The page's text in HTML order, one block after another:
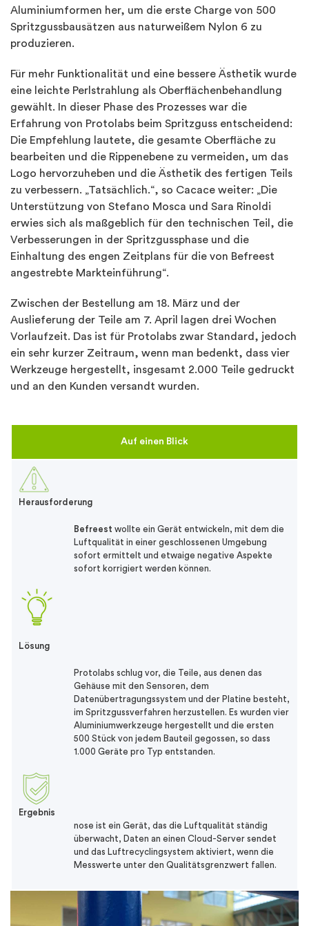
Aluminiumformen her, um die erste Charge von 500
Spritzgussbausätzen aus naturweißem Nylon 6 zu
produzieren.
Für mehr Funktionalität und eine bessere Ästhetik wurde
eine leichte Perlstrahlung als Oberflächenbehandlung
gewählt. In dieser Phase des Prozesses war die
Erfahrung von Protolabs beim Spritzguss entscheidend:
Die Empfehlung lautete, die gesamte Oberfläche zu
bearbeiten und die Rippenebene zu vermeiden, um das
Logo hervorzuheben und die Ästhetik des fertigen Teils
zu verbessern. „Tatsächlich.“, so Cacace weiter: „Die
Unterstützung von Stefano Mosca und Sara Rinoldi
erwies sich als maßgeblich für den technischen Teil, die
Verbesserungen in der Spritzgussphase und die
Einhaltung des engen Zeitplans für die von Befreest
angestrebte Markteinführung“.
Zwischen der Bestellung am 18. März und der
Auslieferung der Teile am 7. April lagen drei Wochen
Vorlaufzeit. Das ist für Protolabs zwar Standard, jedoch
ein sehr kurzer Zeitraum, wenn man bedenkt, dass vier
Werkzeuge hergestellt, insgesamt 2.000 Teile gedruckt
und an den Kunden versandt wurden.
Auf einen Blick
Herausforderung
Befreest wollte ein Gerät entwickeln, mit dem die
Luftqualität in einer geschlossenen Umgebung
sofort ermittelt und etwaige negative Aspekte
sofort korrigiert werden können.
Lösung
Protolabs schlug vor, die Teile, aus denen das
Gehäuse mit den Sensoren, dem
Datenübertragungssystem und der Platine besteht,
im Spritzgussverfahren herzustellen. Es wurden vier
Aluminiumwerkzeuge hergestellt und die ersten
500 Stück von jedem Bauteil gegossen, so dass
1.000 Geräte pro Typ entstanden.
Ergebnis
nose ist ein Gerät, das die Luftqualität ständig
überwacht, Daten an einen Cloud-Server sendet
und das Luftrecyclingsystem aktiviert, wenn die
Messwerte unter den Qualitätsgrenzwert fallen.